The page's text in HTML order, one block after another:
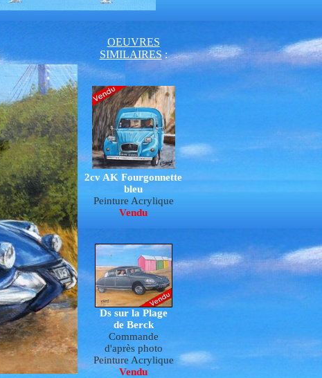
OEUVRES
SIMILAIRES:
2cv AK Fourgonnette
bleu
Peinture Acrylique
Vendu
Ds sur la Plage
de Berck
Commande
d'après photo
Peinture Acrylique
Vendu